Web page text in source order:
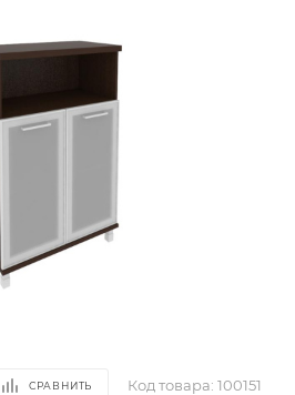
СРАВНИТЬ Код товара: 100151